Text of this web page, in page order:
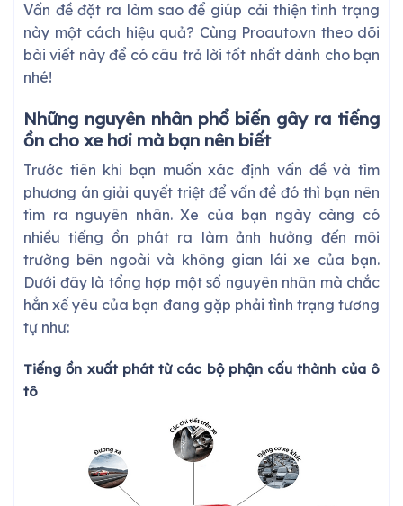
Vấn đề đặt ra làm sao để giúp cải thiện tình trạng
này một cách hiệu quả? Cùng Proauto.vn theo dõi
bài viết này để có câu trả lời tốt nhất dành cho bạn
nhé!
Những nguyên nhân phổ biến gây ra tiếng
ồn cho xe hơi mà bạn nên biết
Trước tiên khi bạn muốn xác định vấn đề và tìm
phương án giải quyết triệt để vấn đề đó thì bạn nên
tìm ra nguyên nhân. Xe của bạn ngày càng có
nhiều tiếng ồn phát ra làm ảnh hưởng đến môi
trường bên ngoài và không gian lái xe của bạn.
Dưới đây là tổng hợp một số nguyên nhân mà chắc
hẳn xế yêu của bạn đang gặp phải tình trạng tương
tự như:
Tiếng ồn xuất phát từ các bộ phận cấu thành của ô
tô